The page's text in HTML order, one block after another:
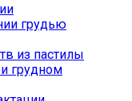
грудью
из пастилы
грудном